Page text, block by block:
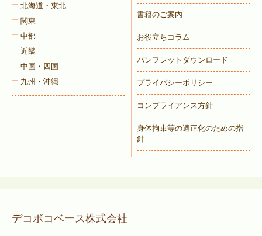
北海道・東北
関東
中部
近畿
中国・四国
九州・沖縄
書籍のご案内
お役立ちコラム
パンフレットダウンロード
プライバシーポリシー
コンプライアンス方針
身体拘束等の適正化のための指
針
デコボコベース株式会社